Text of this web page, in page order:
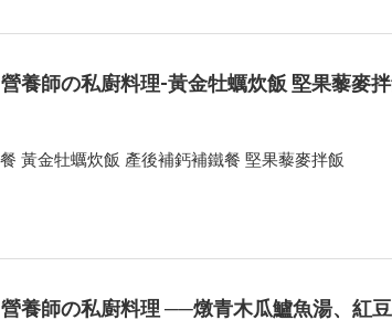
營養師の私廚料理-黃金牡蠣炊飯 堅果藜麥
產後哺乳營養餐 黃金牡蠣炊飯 產後補鈣補鐵餐 堅果藜麥拌飯
營養師の私廚料理 ──燉青木瓜鱸魚湯、紅